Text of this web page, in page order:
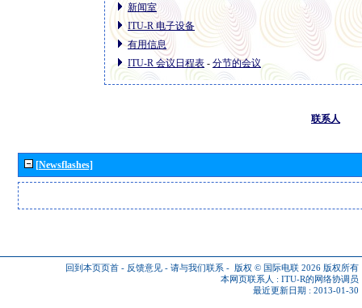
新闻室
ITU-R 电子设备
有用信息
ITU-R 会议日程表 - 分节的会议
联系人
[Newsflashes]
回到本页页首 - 反馈意见 - 请与我们联系 - 版权 © 国际电联 2026 版权所有
本网页联系人 : ITU-R的网络协调员
最近更新日期 : 2013-01-30